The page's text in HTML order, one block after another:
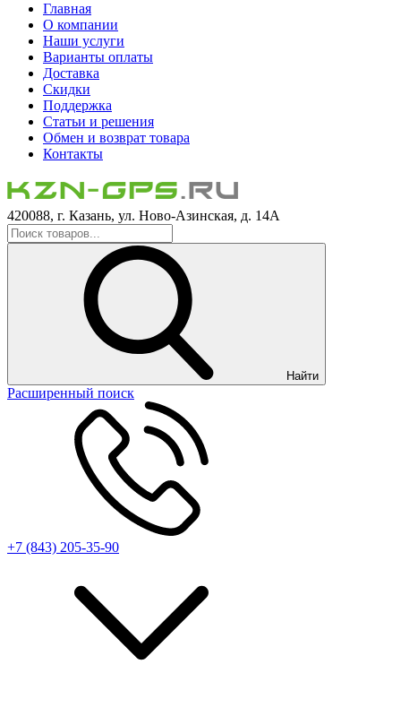
Главная
О компании
Наши услуги
Варианты оплаты
Доставка
Скидки
Поддержка
Статьи и решения
Обмен и возврат товара
Контакты
420088, г. Казань, ул. Ново-Азинская, д. 14А
Найти
Расширенный поиск
+7 (843) 205-35-90